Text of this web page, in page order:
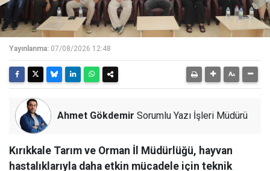
Yayınlanma: 07/08/2026 12:48
Ahmet Gökdemir Sorumlu Yazı İşleri Müdürü
Kırıkkale Tarım ve Orman İl Müdürlüğü, hayvan
hastalıklarıyla daha etkin mücadele için teknik